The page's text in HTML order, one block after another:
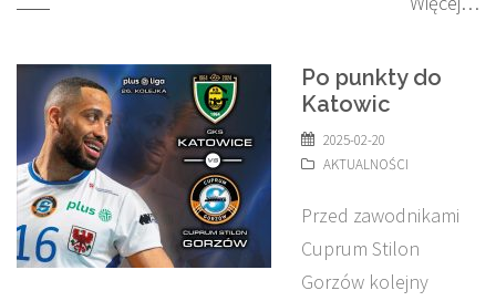
Po punkty do
Katowic
2025-02-20
AKTUALNOŚCI
Przed zawodnikami
Cuprum Stilon
Gorzów kolejny